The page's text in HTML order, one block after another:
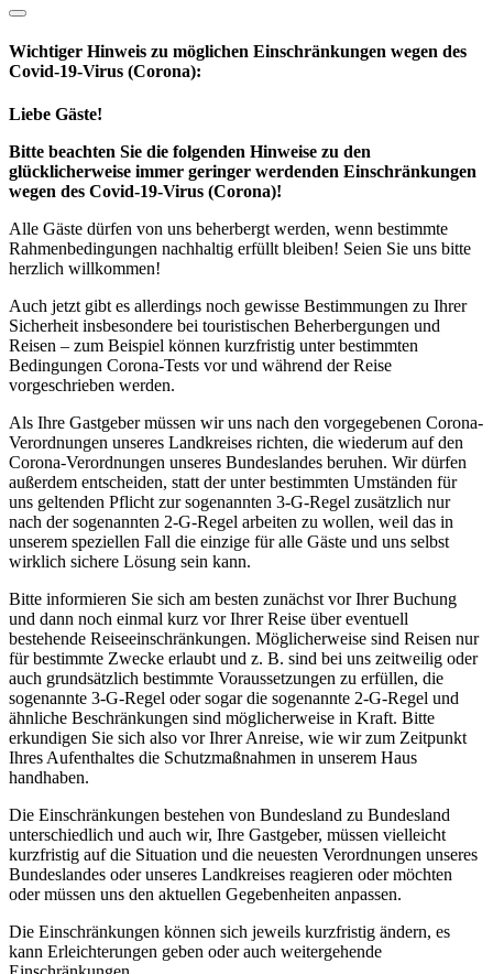
Wichtiger Hinweis zu möglichen Ein­schränk­ungen wegen des
Covid-19-Virus (Corona):
Liebe Gäste!
Bitte beachten Sie die folgenden Hinweise zu den
glücklicherweise immer geringer werdenden Einschränkungen
wegen des Covid-19-Virus (Corona)!
Alle Gäste dürfen von uns beherbergt werden, wenn bestimmte
Rahmenbedingungen nachhaltig erfüllt bleiben! Seien Sie uns bitte
herzlich willkommen!
Auch jetzt gibt es allerdings noch gewisse Bestimmungen zu Ihrer
Sicherheit insbesondere bei touristischen Beherbergungen und
Reisen – zum Beispiel können kurzfristig unter bestimmten
Bedingungen Corona-Tests vor und während der Reise
vorgeschrieben werden.
Als Ihre Gastgeber müssen wir uns nach den vorgegebenen Corona-
Verordnungen unseres Landkreises richten, die wiederum auf den
Corona-Verordnungen unseres Bundeslandes beruhen. Wir dürfen
außerdem entscheiden, statt der unter bestimmten Umständen für
uns geltenden Pflicht zur sogenannten 3-G-Regel zusätzlich nur
nach der sogenannten 2-G-Regel arbeiten zu wollen, weil das in
unserem speziellen Fall die einzige für alle Gäste und uns selbst
wirklich sichere Lösung sein kann.
Bitte informieren Sie sich am besten zunächst vor Ihrer Buchung
und dann noch einmal kurz vor Ihrer Reise über eventuell
bestehende Reiseeinschränkungen. Möglicherweise sind Reisen nur
für bestimmte Zwecke erlaubt und z. B. sind bei uns zeitweilig oder
auch grundsätzlich bestimmte Voraussetzungen zu erfüllen, die
sogenannte 3-G-Regel oder sogar die sogenannte 2-G-Regel und
ähnliche Beschränkungen sind möglicherweise in Kraft. Bitte
erkundigen Sie sich also vor Ihrer Anreise, wie wir zum Zeitpunkt
Ihres Aufenthaltes die Schutzmaßnahmen in unserem Haus
handhaben.
Die Einschränkungen bestehen von Bundesland zu Bundesland
unterschiedlich und auch wir, Ihre Gastgeber, müssen vielleicht
kurzfristig auf die Situation und die neuesten Verordnungen unseres
Bundeslandes oder unseres Landkreises reagieren oder möchten
oder müssen uns den aktuellen Gegebenheiten anpassen.
Die Einschränkungen können sich jeweils kurzfristig ändern, es
kann Erleichterungen geben oder auch weitergehende